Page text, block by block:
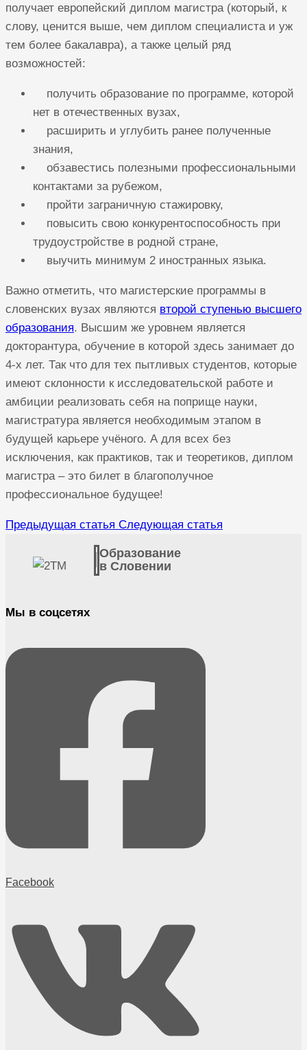
получает европейский диплом магистра (который, к
слову, ценится выше, чем диплом специалиста и уж
тем более бакалавра), а также целый ряд
возможностей:
получить образование по программе, которой
нет в отечественных вузах,
расширить и углубить ранее полученные
знания,
обзавестись полезными профессиональными
контактами за рубежом,
пройти заграничную стажировку,
повысить свою конкурентоспособность при
трудоустройстве в родной стране,
выучить минимум 2 иностранных языка.
Важно отметить, что магистерские программы в
словенских вузах являются второй ступенью высшего
образования. Высшим же уровнем является
докторантура, обучение в которой здесь занимает до
4-х лет. Так что для тех пытливых студентов, которые
имеют склонности к исследовательской работе и
амбиции реализовать себя на поприще науки,
магистратура является необходимым этапом в
будущей карьере учёного. А для всех без
исключения, как практиков, так и теоретиков, диплом
магистра – это билет в благополучное
профессиональное будущее!
Предыдущая статья Следующая статья
Образование
в Словении
Мы в соцсетях
Facebook